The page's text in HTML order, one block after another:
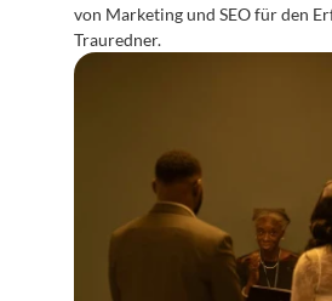
von Marketing und SEO für den
Trauredner.